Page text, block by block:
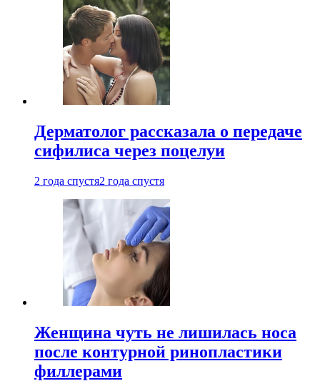
Дерматолог рассказала о передаче
сифилиса через поцелуи
2 года спустя2 года спустя
Женщина чуть не лишилась носа
после контурной ринопластики
филлерами